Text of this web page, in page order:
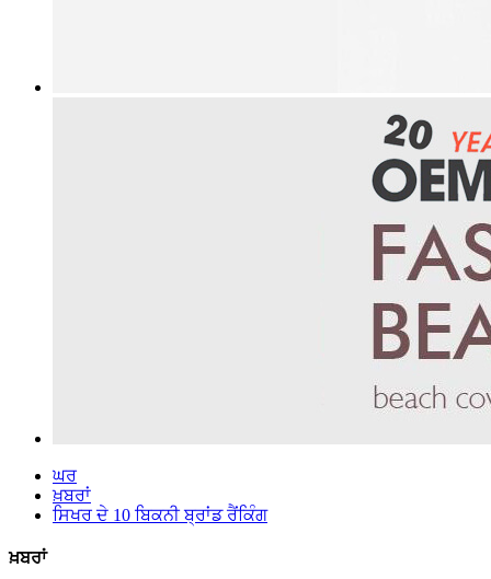
ਘਰ
ਖ਼ਬਰਾਂ
ਸਿਖਰ ਦੇ 10 ਬਿਕਨੀ ਬ੍ਰਾਂਡ ਰੈਂਕਿੰਗ
ਖ਼ਬਰਾਂ